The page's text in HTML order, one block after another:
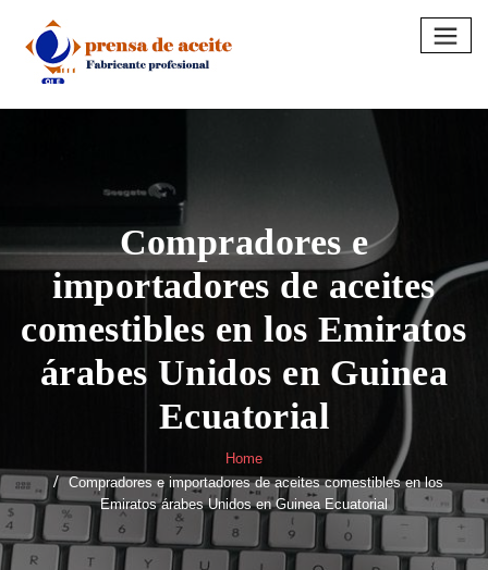
content
Compradores e
importadores de aceites
comestibles en los Emiratos
árabes Unidos en Guinea
Ecuatorial
Home
Compradores e importadores de aceites comestibles en los
Emiratos árabes Unidos en Guinea Ecuatorial